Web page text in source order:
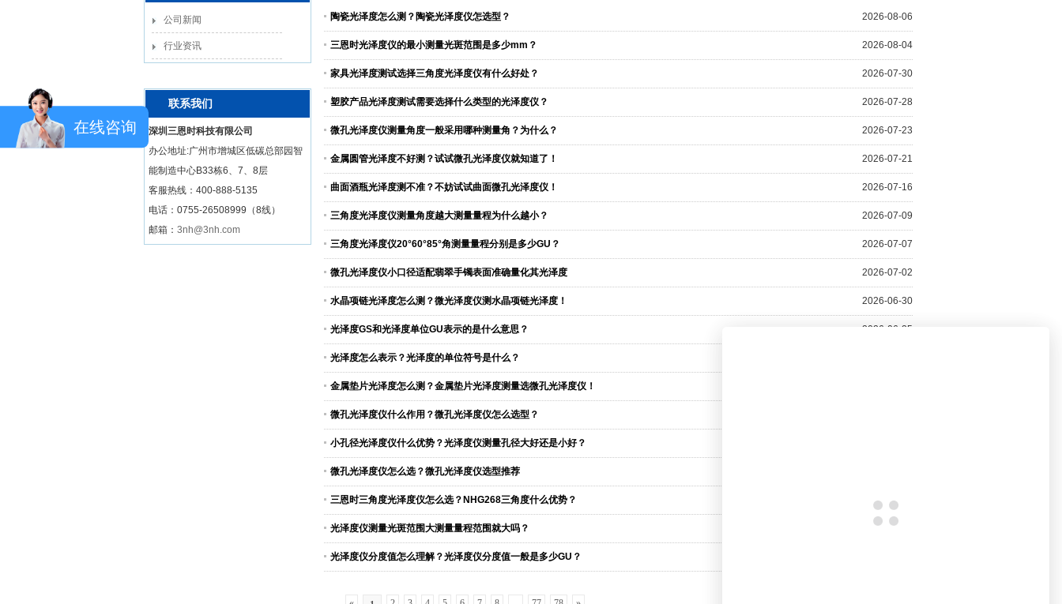
公司新闻
行业资讯
联系我们
深圳三恩时科技有限公司
办公地址:广州市增城区低碳总部园智
能制造中心B33栋6、7、8层
客服热线： 400-888-5135
电话：0755-26508999（8线）
邮箱： 3nh@3nh.com
2026-08-06
陶瓷光泽度怎么测？陶瓷光泽度仪怎选型？
2026-08-04
三恩时光泽度仪的最小测量光斑范围是多少mm？
2026-07-30
家具光泽度测试选择三角度光泽度仪有什么好处？
2026-07-28
塑胶产品光泽度测试需要选择什么类型的光泽度仪？
2026-07-23
微孔光泽度仪测量角度一般采用哪种测量角？为什么？
2026-07-21
金属圆管光泽度不好测？试试微孔光泽度仪就知道了！
2026-07-16
曲面酒瓶光泽度测不准？不妨试试曲面微孔光泽度仪！
2026-07-09
三角度光泽度仪测量角度越大测量量程为什么越小？
2026-07-07
三角度光泽度仪20°60°85°角测量量程分别是多少GU？
2026-07-02
微孔光泽度仪小口径适配翡翠手镯表面准确量化其光泽度
2026-06-30
水晶项链光泽度怎么测？微光泽度仪测水晶项链光泽度！
2026-06-25
光泽度GS和光泽度单位GU表示的是什么意思？
光泽度怎么表示？光泽度的单位符号是什么？
金属垫片光泽度怎么测？金属垫片光泽度测量选微孔光泽度仪！
微孔光泽度仪什么作用？微孔光泽度仪怎么选型？
小孔径光泽度仪什么优势？光泽度仪测量孔径大好还是小好？
微孔光泽度仪怎么选？微孔光泽度仪选型推荐
2026-06-02
三恩时三角度光泽度仪怎么选？NHG268三角度什么优势？
2026-05-28
光泽度仪测量光斑范围大测量量程范围就大吗？
光泽度仪分度值怎么理解？光泽度仪分度值一般是多少GU？
在线咨询